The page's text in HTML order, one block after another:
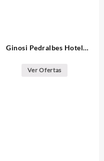
Ginosi Pedralbes Hotel
Ver Ofertas